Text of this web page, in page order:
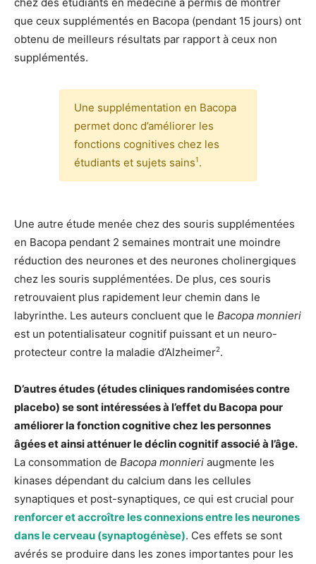
que ceux supplémentés en Bacopa (pendant 15 jours) ont
obtenu de meilleurs résultats par rapport à ceux non
supplémentés.
Une supplémentation en Bacopa
permet donc d’améliorer les
fonctions cognitives chez les
étudiants et sujets sains1.
Une autre étude menée chez des souris supplémentées
en Bacopa pendant 2 semaines montrait une moindre
réduction des neurones et des neurones cholinergiques
chez les souris supplémentées. De plus, ces souris
retrouvaient plus rapidement leur chemin dans le
labyrinthe. Les auteurs concluent que le Bacopa monnieri
est un potentialisateur cognitif puissant et un neuro-
protecteur contre la maladie d’Alzheimer2.
D’autres études (études cliniques randomisées contre
placebo) se sont intéressées à l’effet du Bacopa pour
améliorer la fonction cognitive chez les personnes
âgées et ainsi atténuer le déclin cognitif associé à l’âge.
La consommation de Bacopa monnieri augmente les
kinases dépendant du calcium dans les cellules
synaptiques et post-synaptiques, ce qui est crucial pour
renforcer et accroître les connexions entre les neurones
dans le cerveau (synaptogénèse). Ces effets se sont
avérés se produire dans les zones importantes pour les